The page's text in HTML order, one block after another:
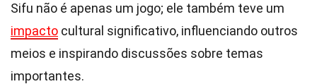
Sifu não é apenas um jogo; ele também teve um
impacto cultural significativo, influenciando outros
meios e inspirando discussões sobre temas
importantes.